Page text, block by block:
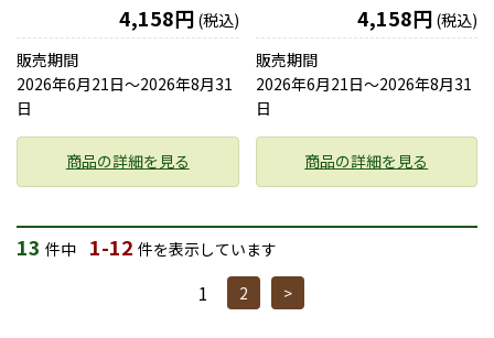
4,158円 (税込)
販売期間
2026年6月21日〜2026年8月31
日
商品の詳細を見る
4,158円 (税込)
販売期間
2026年6月21日〜2026年8月31
日
商品の詳細を見る
13 件中 1-12 件を表示しています
1 2 >